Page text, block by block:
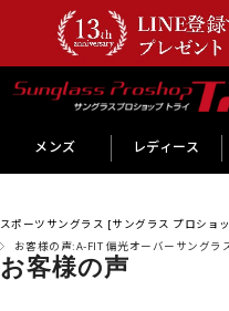
メンズ レディース
スポーツサングラス [サングラス プロショ
お客様の声:A-FIT 偏光オーバーサングラ
お客様の声